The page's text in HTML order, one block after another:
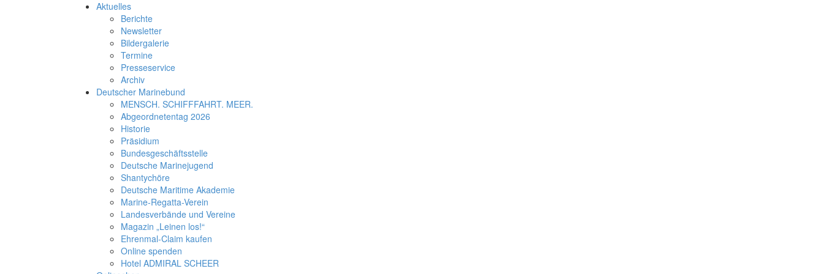
Aktuelles
Berichte
Newsletter
Bildergalerie
Termine
Presseservice
Archiv
Deutscher Marinebund
MENSCH. SCHIFFFAHRT. MEER.
Abgeordnetentag 2026
Historie
Präsidium
Bundesgeschäftsstelle
Deutsche Marinejugend
Shantychöre
Deutsche Maritime Akademie
Marine-Regatta-Verein
Landesverbände und Vereine
Magazin „Leinen los!“
Ehrenmal-Claim kaufen
Online spenden
Hotel ADMIRAL SCHEER